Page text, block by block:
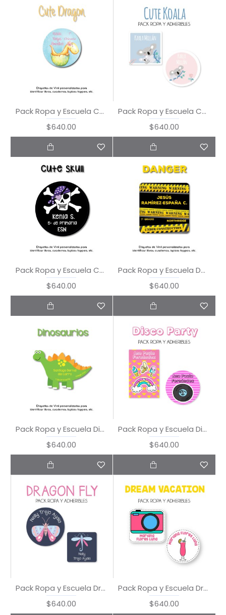
Pack Ropa y Escuela Cute Dragon
$640.00
Pack Ropa y Escuela Cute Koala
$640.00
Pack Ropa y Escuela Cute Skull
$640.00
Pack Ropa y Escuela Danger
$640.00
Pack Ropa y Escuela Dinosaurios
$640.00
Pack Ropa y Escuela Disco Party
$640.00
Pack Ropa y Escuela Dragon Fly
$640.00
Pack Ropa y Escuela Dream Vacation
$640.00